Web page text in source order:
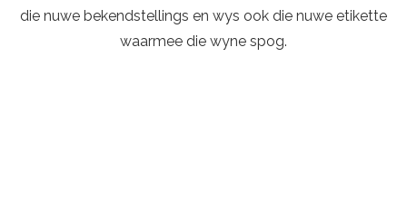
die nuwe bekendstellings en wys ook die nuwe etikette
waarmee die wyne spog.